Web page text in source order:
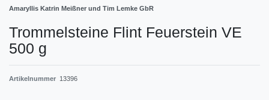
Amaryllis Katrin Meißner und Tim Lemke GbR
Trommelsteine Flint Feuerstein VE
500 g
Artikelnummer 13396